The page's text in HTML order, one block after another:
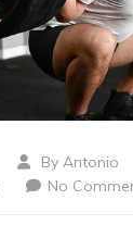
By Antonio
No